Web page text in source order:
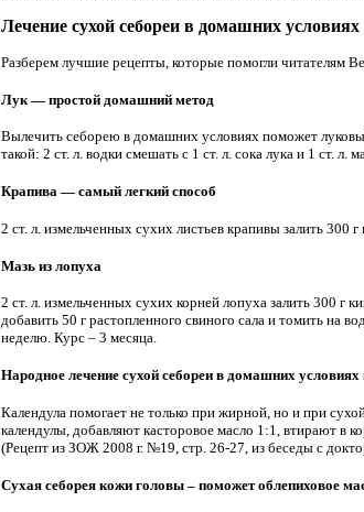
Лечение сухой себореи в домашних условиях
Разберем лучшие рецепты, которые помогли читателям
Лук — простой домашний метод
Вылечить себорею в домашних условиях поможет
такой: 2 ст. л. водки смешать с 1 ст. л. сока лука и 1 ст. л.
Крапива — самый легкий способ
2 ст. л. измельченных сухих листьев крапивы залить 300
Мазь из лопуха
2 ст. л. измельченных сухих корней лопуха залить 300 г
добавить 50 г растопленного свиного сала и томить на
неделю. Курс – 3 месяца.
Народное лечение сухой себореи в домашних условиях
Календула помогает не только при жирной, но и при
календулы, добавляют касторовое масло 1:1, втирают в
(Рецепт из ЗОЖ 2008 г. №19, стр. 26-27, из беседы с
Сухая себорея кожи головы – поможет облепиховое